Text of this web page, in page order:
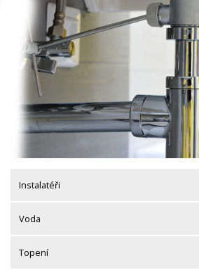
content
Instalatéři
Voda
Topení